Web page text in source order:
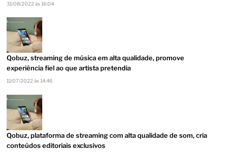
31/08/2022 às 16:04
Qobuz, streaming de música em alta qualidade, promove
experiência fiel ao que artista pretendia
11/07/2022 às 14:46
Qobuz, plataforma de streaming com alta qualidade de som, cria
conteúdos editoriais exclusivos